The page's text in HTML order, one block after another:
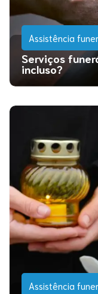
Assistência
Serviços
incluso?
Assistência